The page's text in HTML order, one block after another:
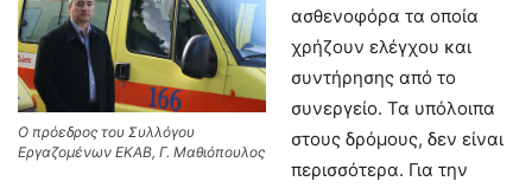
Ο πρόεδρος του Συλλόγου
Εργαζομένων ΕΚΑΒ, Γ. Μαθιόπουλος
ασθενοφόρα τα οποία
χρήζουν ελέγχου και
συντήρησης από το
συνεργείο. Τα υπόλοιπα
στους δρόμους, δεν είναι
περισσότερα. Για την